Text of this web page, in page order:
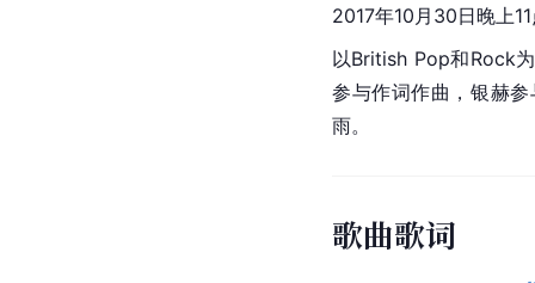
2017年10月30日晚上
以British Pop和Rock
参与作词作曲，银赫
雨。
歌曲歌词